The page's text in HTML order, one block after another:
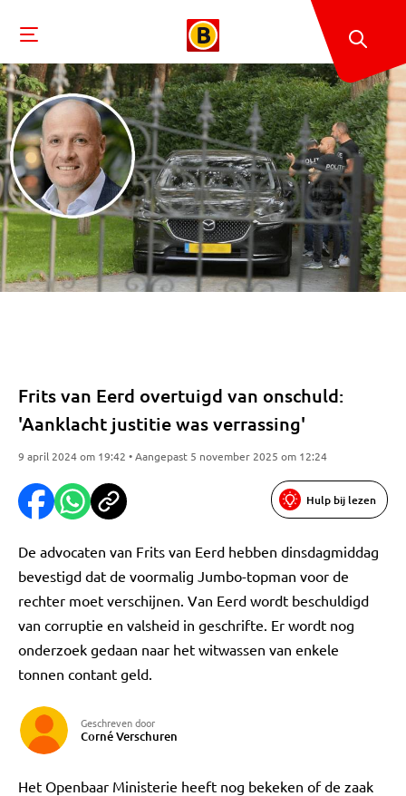
Frits van Eerd overtuigd van onschuld:
'Aanklacht justitie was verrassing'
9 april 2024 om 19:42 • Aangepast 5 november 2025 om 12:24
Hulp bij lezen
De advocaten van Frits van Eerd hebben dinsdagmiddag
bevestigd dat de voormalig Jumbo-topman voor de
rechter moet verschijnen. Van Eerd wordt beschuldigd
van corruptie en valsheid in geschrifte. Er wordt nog
onderzoek gedaan naar het witwassen van enkele
tonnen contant geld.
Geschreven door
Corné Verschuren
Het Openbaar Ministerie heeft nog bekeken of de zaak